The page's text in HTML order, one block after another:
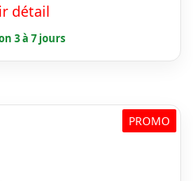
initial
était :
€ 114,40.€ 102,96.
détail
PROMO